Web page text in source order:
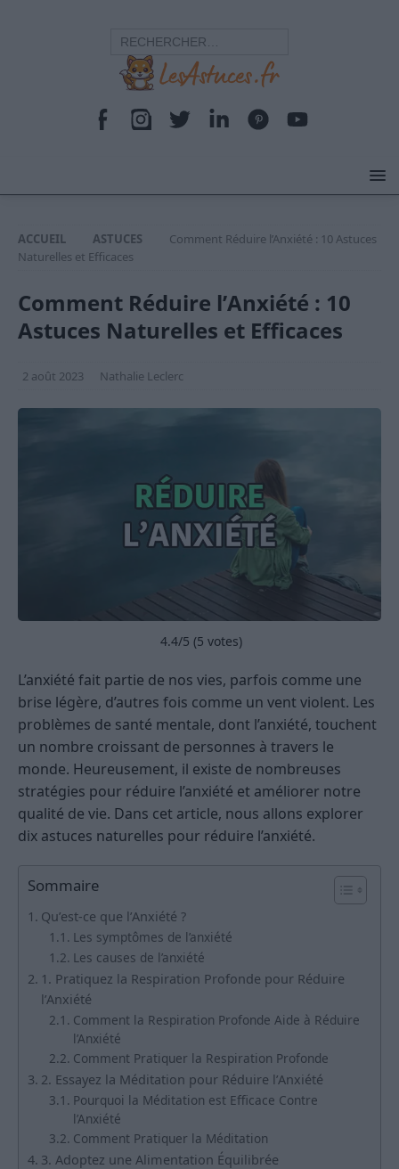
ACCUEIL ASTUCES
Comment Réduire l’Anxiété : 10 Astuces
Naturelles et Efficaces
Comment Réduire l’Anxiété : 10
Astuces Naturelles et Efficaces
2 août 2023 Nathalie Leclerc
4.4/5 (5 votes)
L’anxiété fait partie de nos vies, parfois comme une
brise légère, d’autres fois comme un vent violent. Les
problèmes de santé mentale, dont l’anxiété, touchent
un nombre croissant de personnes à travers le
monde. Heureusement, il existe de nombreuses
stratégies pour réduire l’anxiété et améliorer notre
qualité de vie. Dans cet article, nous allons explorer
dix astuces naturelles pour réduire l’anxiété.
Sommaire
Qu’est-ce que l’Anxiété ?
Les symptômes de l’anxiété
Les causes de l’anxiété
1. Pratiquez la Respiration Profonde pour Réduire
l’Anxiété
Comment la Respiration Profonde Aide à Réduire
l’Anxiété
Comment Pratiquer la Respiration Profonde
2. Essayez la Méditation pour Réduire l’Anxiété
Pourquoi la Méditation est Efficace Contre
l’Anxiété
Comment Pratiquer la Méditation
3. Adoptez une Alimentation Équilibrée